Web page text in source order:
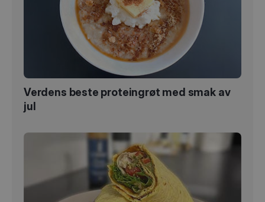
Verdens beste proteingrøt med smak av
jul